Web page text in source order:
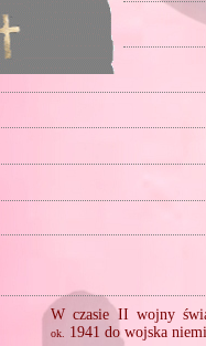
W czasie II wojny
ok. 1941 do wojska